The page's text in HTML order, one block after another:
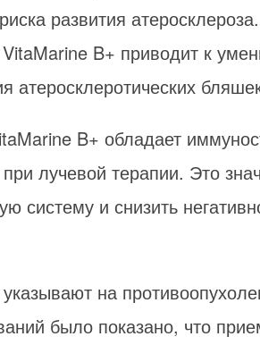
развития
B+ приводит к
атеросклеротических
B+ обладает
лучевой терапии. Это
систему и снизить
на
было показано, что